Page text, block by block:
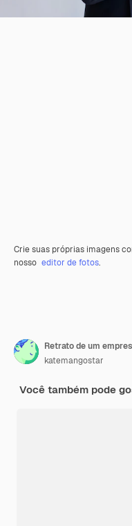
Crie suas próprias imagens
nosso editor de fotos.
Retrato de um
katemangostar
Você também pode